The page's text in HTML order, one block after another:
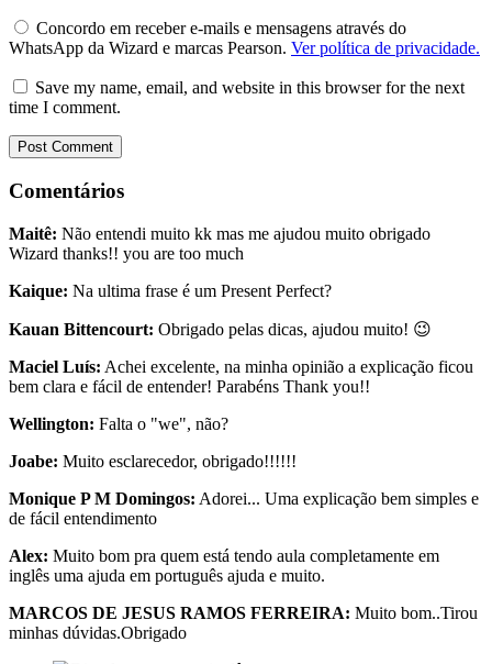
Concordo em receber e-mails e mensagens através do
WhatsApp da Wizard e marcas Pearson. Ver política de privacidade.
Save my name, email, and website in this browser for the next
time I comment.
Comentários
Maitê: Não entendi muito kk mas me ajudou muito obrigado
Wizard thanks!! you are too much
Kaique: Na ultima frase é um Present Perfect?
Kauan Bittencourt: Obrigado pelas dicas, ajudou muito! 😉
Maciel Luís: Achei excelente, na minha opinião a explicação ficou
bem clara e fácil de entender! Parabéns Thank you!!
Wellington: Falta o "we", não?
Joabe: Muito esclarecedor, obrigado!!!!!!
Monique P M Domingos: Adorei... Uma explicação bem simples e
de fácil entendimento
Alex: Muito bom pra quem está tendo aula completamente em
inglês uma ajuda em português ajuda e muito.
MARCOS DE JESUS RAMOS FERREIRA: Muito bom..Tirou
minhas dúvidas.Obrigado